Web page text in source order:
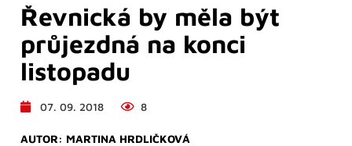
Řevnická by měla být
průjezdná na konci
listopadu
07. 09. 2018 8
AUTOR: MARTINA HRDLIČKOVÁ